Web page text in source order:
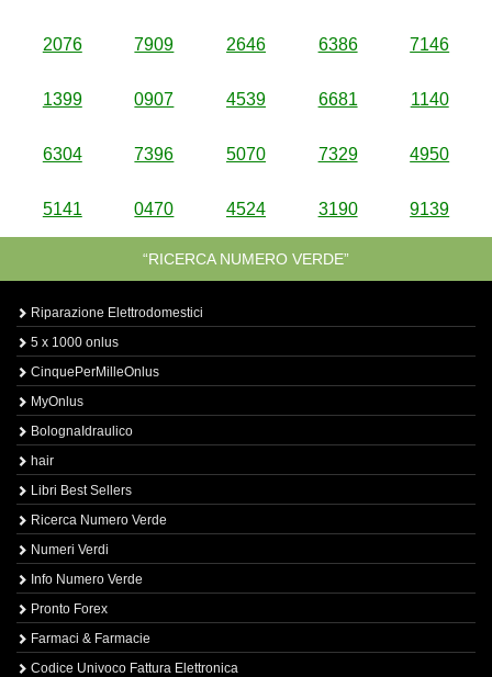
2076 7909 2646 6386 7146
1399 0907 4539 6681 1140
6304 7396 5070 7329 4950
5141 0470 4524 3190 9139
“RICERCA NUMERO VERDE”
Riparazione Elettrodomestici
5 x 1000 onlus
CinquePerMilleOnlus
MyOnlus
BolognaIdraulico
hair
Libri Best Sellers
Ricerca Numero Verde
Numeri Verdi
Info Numero Verde
Pronto Forex
Farmaci & Farmacie
Codice Univoco Fattura Elettronica